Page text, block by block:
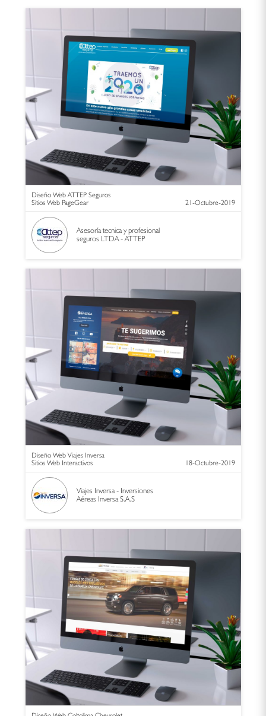
Diseño Web ATTEP Seguros
Sitios Web PageGear
21-Octubre-2019
Asesoría tecnica y profesional
seguros LTDA - ATTEP
Diseño Web Viajes Inversa
Sitios Web Interactivos
18-Octubre-2019
Viajes Inversa - Inversiones
Aéreas Inversa S.A.S